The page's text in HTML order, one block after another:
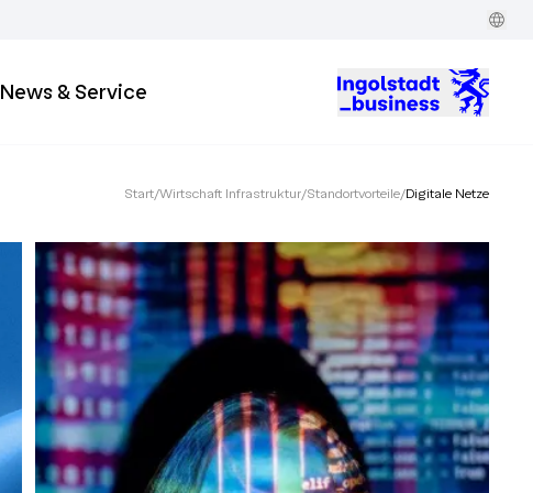
News & Service
Start/Wirtschaft Infrastruktur/Standortvorteile/Digitale Netze